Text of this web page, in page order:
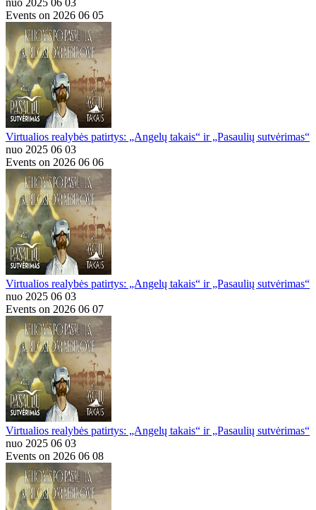
nuo 2025 06 03
Events on 2026 06 05
Virtualios realybės patirtys: „Angelų takais“ ir „Pasaulių sutvėrimas“
nuo 2025 06 03
Events on 2026 06 06
Virtualios realybės patirtys: „Angelų takais“ ir „Pasaulių sutvėrimas“
nuo 2025 06 03
Events on 2026 06 07
Virtualios realybės patirtys: „Angelų takais“ ir „Pasaulių sutvėrimas“
nuo 2025 06 03
Events on 2026 06 08